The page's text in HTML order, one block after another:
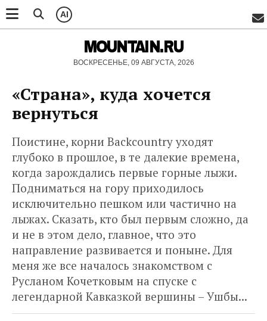
AI
MOUNTAIN.RU
ВОСКРЕСЕНЬЕ, 09 АВГУСТА, 2026
«Страна», куда хочется
вернуться
Поистине, корни Backcountry уходят
глубоко в прошлое, в те далекие времена,
когда зарождались первые горные лыжи.
Подниматься на гору приходилось
исключительно пешком или частично на
лыжах. Сказать, кто был первым сложно, да
и не в этом дело, главное, что это
направление развивается и поныне. Для
меня же все началось знакомством с
Русланом Кочетковым на спуске с
легендарной Кавказкой вершины – Ушбы...